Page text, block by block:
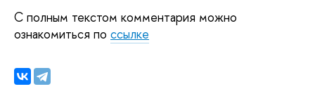
С полным текстом комментария можно
ознакомиться по ссылке